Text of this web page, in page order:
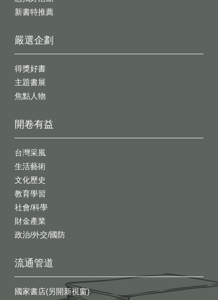
新書特推薦
開卷有益
台灣采風
生活藝術
文化歷史
教育學習
社會/科學
財金產業
政治/外交/國防
嚴選企劃
得獎好書
主題書展
焦點人物
流通管道
國家書店(另開新視窗)